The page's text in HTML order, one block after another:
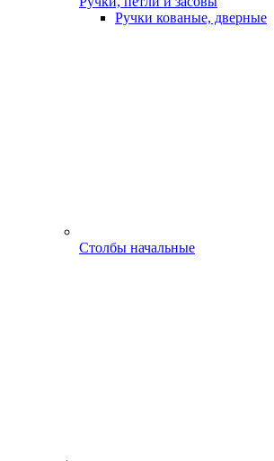
Ручки кованые, дверные
Столбы начальные